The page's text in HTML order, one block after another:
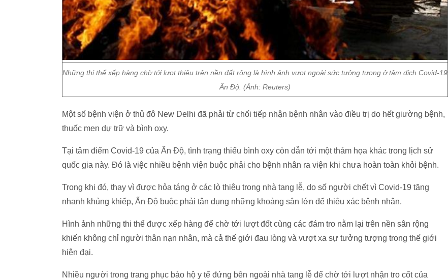
Những thi thể xếp hàng chờ tới lượt thiêu trên nền đất rộng là hình ảnh vượt ngoài sức tưởng tượng ở tâm dịch Covid-19
Ấn Độ. (Ảnh: Reuters)
Một số bệnh viện ở thủ đô New Delhi đã phải từ chối tiếp nhận bệnh nhân vào điều trị do hết giường bệnh,
thuốc men dự trữ và bình oxy.
Tại tâm điểm Covid-19 của Ấn Độ, tình trạng thiếu bình oxy còn dẫn tới một thảm họa khác trong lịch sử
quốc gia này. Đó là việc nhiều bệnh viện buộc phải cho bệnh nhân ra viện khi chưa hoàn toàn khỏi bệnh.
Trong khi đó, thay vì được hỏa táng ở các lò thiêu trong nhà tang lễ, do số người chết vì Covid-19 tăng
nhanh khủng khiếp, Ấn Độ buộc phải tận dụng những khoảng sân lớn để thiêu xác bệnh nhân.
Hình ảnh những thi thể được xếp hàng để chờ tới lượt đốt cùng các đám tro nằm lại trên nền sân rộng
khiến không chỉ người thân nạn nhân, mà cả thế giới đau lòng và vượt xa sự tưởng tượng trong thế giới
hiện đại.
Nhiều người trong trang phục bảo hộ y tế đứng bên ngoài nhà tang lễ để chờ tới lượt nhận tro cốt của